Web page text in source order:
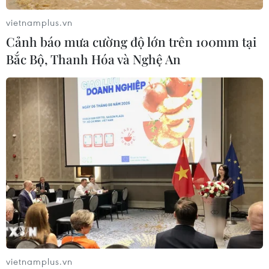
năng Mỹ tấn công Iran
02/08/2026 01:10
Xem thêm
CƠ QUAN CHỦ QUẢN: THÔNG TẤN XÃ VIỆT NAM
Tổng Biên tập: TRẦN TIẾN DUẨN
Phó Tổng Biên tập: NGUYỄN THỊ TÁM, KHÚC THANH
THỦY
vietnamplus.vn
Cảnh báo mưa cường độ lớn trên 100mm tại
Bắc Bộ, Thanh Hóa và Nghệ An
vietnamplus.vn